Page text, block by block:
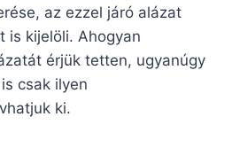
az ezzel járó alázat
is kijelöli. Ahogyan
érjük tetten, ugyanúgy
csak ilyen
ki.